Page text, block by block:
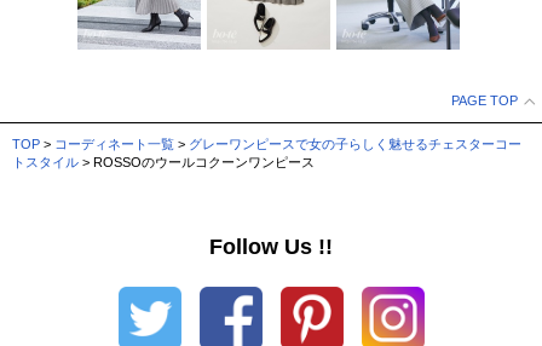
PAGE TOP
TOP > コーディネート一覧 > グレーワンピースで女の子らしく魅せるチェスターコー
トスタイル > ROSSOのウールコクーンワンピース
Follow Us !!